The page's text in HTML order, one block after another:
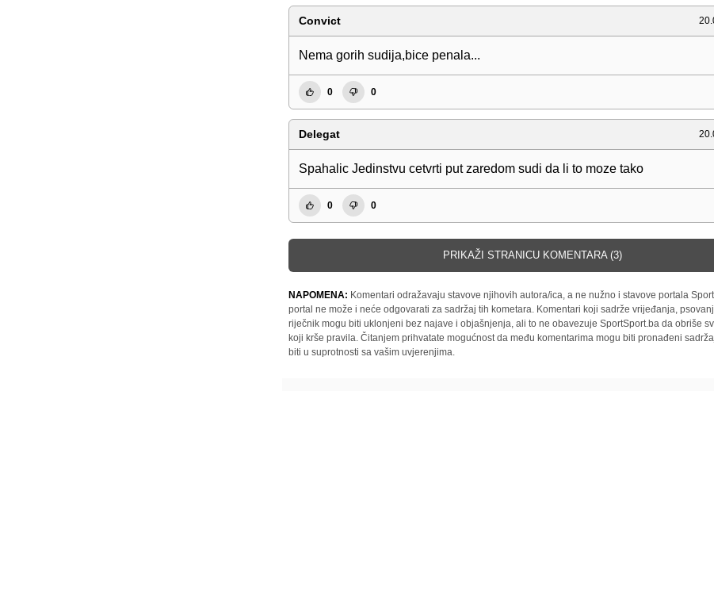
Convict
Nema gorih sudija,bice penala...
0 0
Delegat
Spahalic Jedinstvu cetvrti put zaredom sudi da li to moze tako
0 0
PRIKAŽI STRANICU KOMENTARA (3)
NAPOMENA: Komentari odražavaju stavove njihovih autora/ica, a ne nužno i stavove portala
portal ne može i neće odgovarati za sadržaj tih kometara. Komentari koji sadrže vrijeđanja,
riječnik mogu biti uklonjeni bez najave i objašnjenja, ali to ne obavezuje SportSport.ba da obriše
koji krše pravila. Čitanjem prihvatate mogućnost da među komentarima mogu biti pronađeni
biti u suprotnosti sa vašim uvjerenjima.